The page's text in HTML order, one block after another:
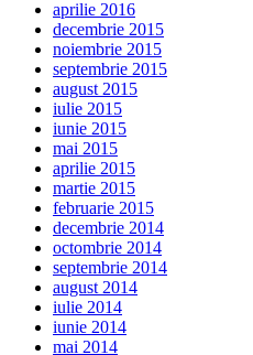
aprilie 2016
decembrie 2015
noiembrie 2015
septembrie 2015
august 2015
iulie 2015
iunie 2015
mai 2015
aprilie 2015
martie 2015
februarie 2015
decembrie 2014
octombrie 2014
septembrie 2014
august 2014
iulie 2014
iunie 2014
mai 2014